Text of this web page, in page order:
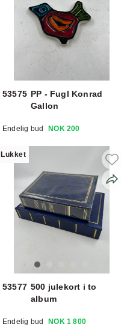
53575 PP - Fugl Konrad
Gallon
Endelig bud NOK 200
Lukket
53577 500 julekort i to
album
Endelig bud NOK 1 800